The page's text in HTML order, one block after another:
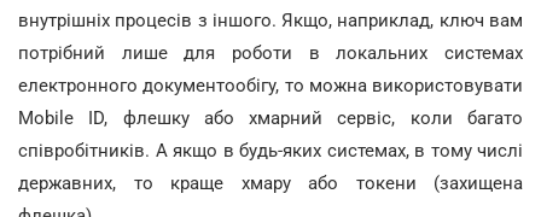
внутрішніх процесів з іншого. Якщо, наприклад, ключ вам
потрібний лише для роботи в локальних системах
електронного документообігу, то можна використовувати
Mobile ID, флешку або хмарний сервіс, коли багато
співробітників. А якщо в будь-яких системах, в тому числі
державних, то краще хмару або токени (захищена